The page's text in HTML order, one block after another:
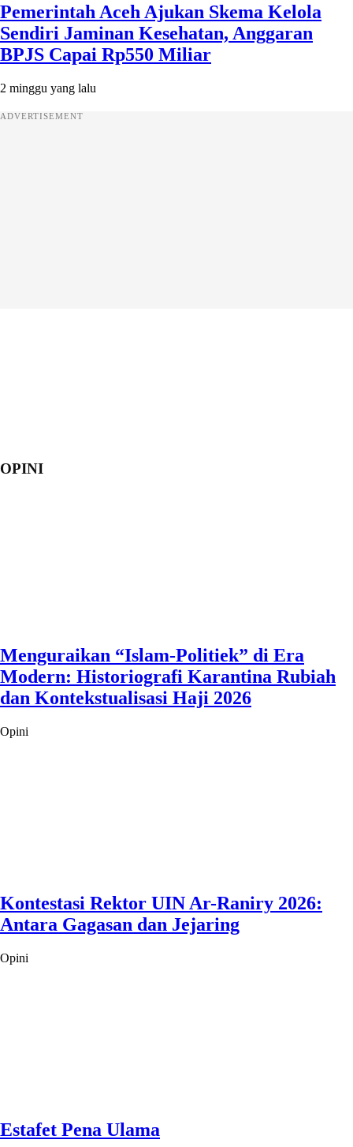
Pemerintah Aceh Ajukan Skema Kelola
Sendiri Jaminan Kesehatan, Anggaran
BPJS Capai Rp550 Miliar
2 minggu yang lalu
ADVERTISEMENT
OPINI
Menguraikan “Islam-Politiek” di Era
Modern: Historiografi Karantina Rubiah
dan Kontekstualisasi Haji 2026
Opini
Kontestasi Rektor UIN Ar-Raniry 2026:
Antara Gagasan dan Jejaring
Opini
Estafet Pena Ulama